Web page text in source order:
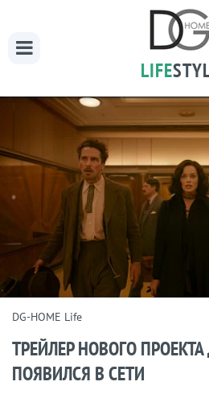
LIFE
DG-HOME Life
ТРЕЙЛЕР НОВОГО
ПОЯВИЛСЯ В СЕТИ